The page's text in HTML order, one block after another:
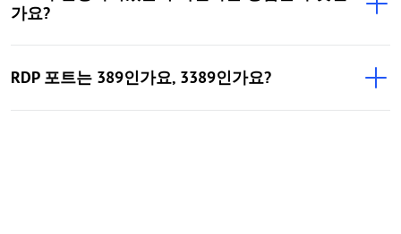
가요?
RDP 포트는 389인가요, 3389인가요?